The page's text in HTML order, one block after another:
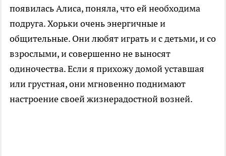
появилась Алиса, поняла, что ей необходима
подруга. Хорьки очень энергичные и
общительные. Они любят играть и с детьми, и со
взрослыми, и совершенно не выносят
одиночества. Если я прихожу домой уставшая
или грустная, они мгновенно поднимают
настроение своей жизнерадостной возней.